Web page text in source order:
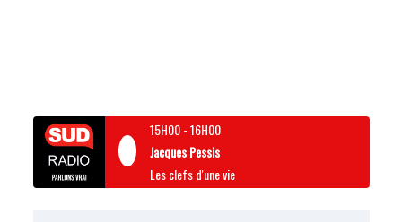
15H00-16H00
Jacques Pessis
Les clefs d'une vie